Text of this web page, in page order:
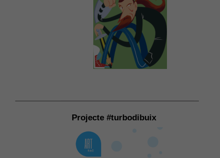
Projecte #turbodibuix